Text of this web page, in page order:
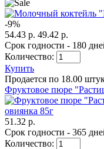
-9%
54.43 р. 49.42 р.
Срок годности - 180
Количество:
Купить
Продается по 18.00
Фруктовое пюре
51.32 р.
Срок годности - 365
Количество: